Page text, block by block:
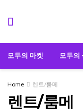
모두의 마켓 모두의
Home 렌트/룸메
렌트/룸메